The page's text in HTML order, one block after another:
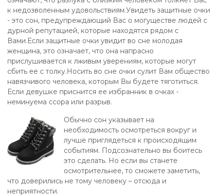
к недозволенным удовольствиям.Увидеть защитные очки
- это сон, предупреждающий Вас о могуществе людей с
дурной репутацией, которые находятся рядом с
Вами.Если защитные очки увидит во сне молодая
женщина, это означает, что она напрасно
прислушивается к лживым уверениям, которые могут
сбить ее с толку.Носить во сне очки сулит Вам общество
навязчивого человека, которым Вы будете тяготиться.
Если девушке приснится ее избранник в очках -
неминуема ссора или разрыв.
Обычно сон указывает на
необходимость осмотреться вокруг и
лучше приглядеться к происходящим
событиям. Подсознательно вы боитесь
это сделать. Но если вы станете
осмотрительнее, то сможете заметить,
что доверились не тому человеку – отсюда и
неприятности.